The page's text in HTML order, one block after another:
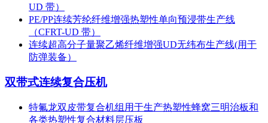
UD 带）
PE/PP连续芳纶纤维增强热塑性单向预浸带生产线
（CFRT-UD 带）
连续超高分子量聚乙烯纤维增强UD无纬布生产线(用于
防弹装备）
双带式连续复合压机
特氟龙双皮带复合机组用于生产热塑性蜂窝三明治板和
各类热塑性复合材料层压板